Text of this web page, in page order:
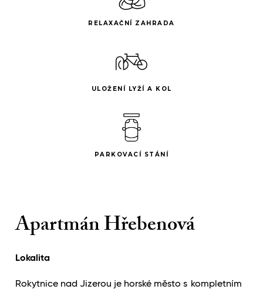
RELAXAČNÍ ZAHRADA
ULOŽENÍ LYŽÍ A KOL
PARKOVACÍ STÁNÍ
Apartmán Hřebenová
Lokalita
Rokytnice nad Jizerou je horské město s kompletním